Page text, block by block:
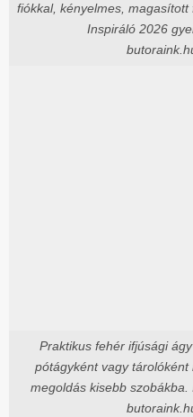
fiókkal, kényelmes,
Inspiráló 2026
Praktikus fehér ifjúsági
pótágyként vagy
megoldás kisebb